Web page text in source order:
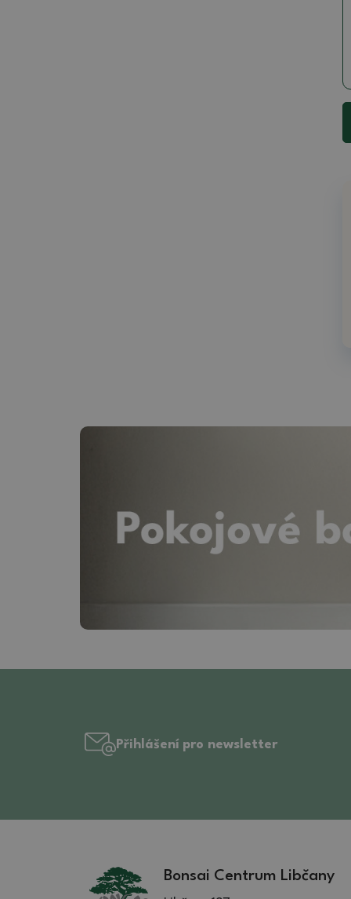
Přihlášení pro newsletter
Bonsai Centrum Libčany